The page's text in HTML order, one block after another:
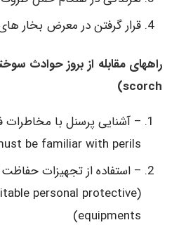
قرار گرفتن در معرض بخار
scorch)
be familiar with perils )
– استفاده از تجهیزات
personal protective
equipments)